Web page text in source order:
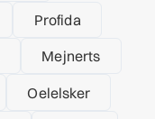
Profida
Mejnerts
Oelelsker